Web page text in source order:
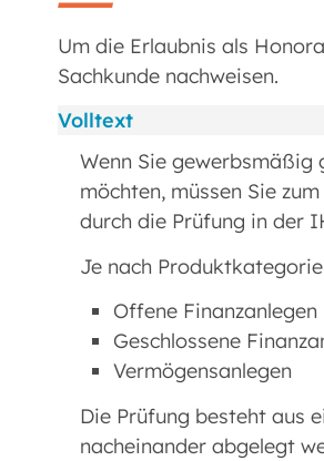
Um die Erlaubnis als
Sachkunde nachweisen.
Volltext
Wenn Sie gewerbsmäßig
möchten, müssen Sie
durch die Prüfung in der
Je nach
Offene Finanzanlegen
Geschlossene
Vermögensanlegen
Die Prüfung besteht aus
nacheinander abgelegt